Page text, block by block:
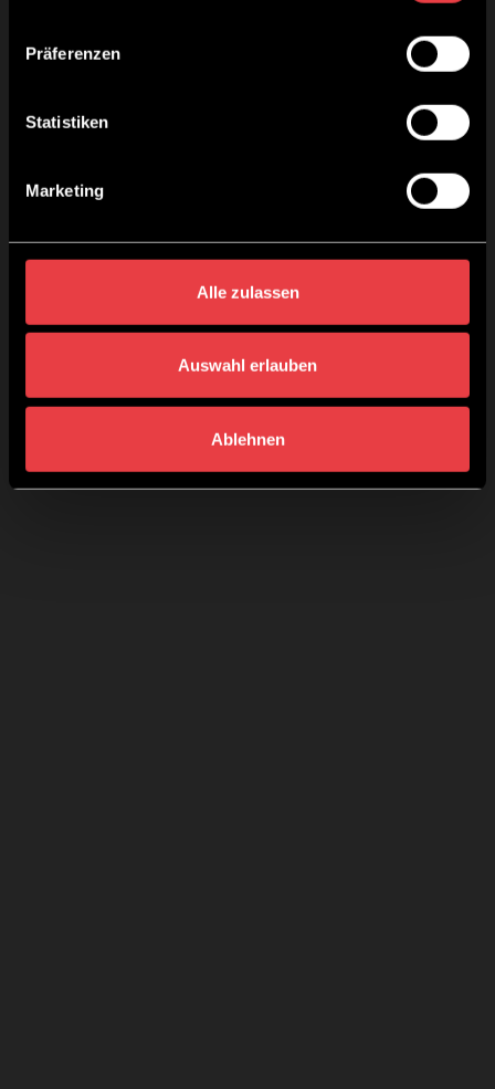
Präferenzen
Statistiken
Marketing
Alle zulassen
Auswahl erlauben
Ablehnen